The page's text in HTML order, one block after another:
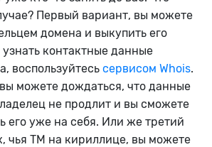
Первый вариант, вы можете
домена и выкупить его
контактные данные
воспользуйтесь сервисом Whois.
можете дождаться, что данные
не продлит и вы сможете
его уже на себя. Или же третий
чья ТМ на кириллице, вы можете